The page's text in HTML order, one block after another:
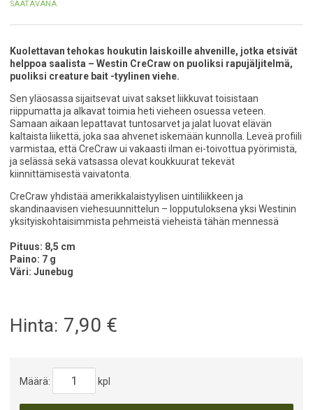
SAATAVANA
Kuolettavan tehokas houkutin laiskoille ahvenille, jotka etsivät
helppoa saalista – Westin CreCraw on puoliksi rapujäljitelmä,
puoliksi creature bait -tyylinen viehe.
Sen yläosassa sijaitsevat uivat sakset liikkuvat toisistaan
riippumatta ja alkavat toimia heti vieheen osuessa veteen.
Samaan aikaan lepattavat tuntosarvet ja jalat luovat elävän
kaltaista liikettä, joka saa ahvenet iskemään kunnolla. Leveä profiili
varmistaa, että CreCraw ui vakaasti ilman ei-toivottua pyörimistä,
ja selässä sekä vatsassa olevat koukkuurat tekevät
kiinnittämisestä vaivatonta.
CreCraw yhdistää amerikkalaistyylisen uintiliikkeen ja
skandinaavisen viehesuunnittelun – lopputuloksena yksi Westinin
yksityiskohtaisimmista pehmeistä vieheistä tähän mennessä
Pituus: 8,5 cm
Paino: 7 g
Väri: Junebug
Hinta: 7,90 €
Määrä: kpl